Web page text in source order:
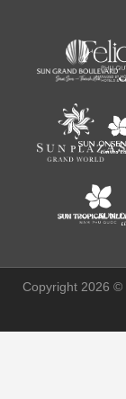
Copyright 2026 ©